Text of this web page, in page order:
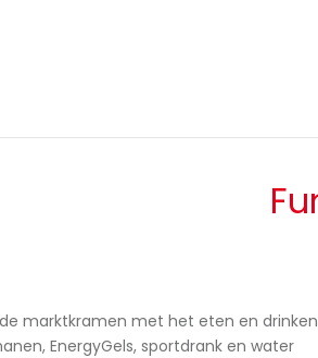
marktkramen met het eten en drinken
EnergyGels, sportdrank en water